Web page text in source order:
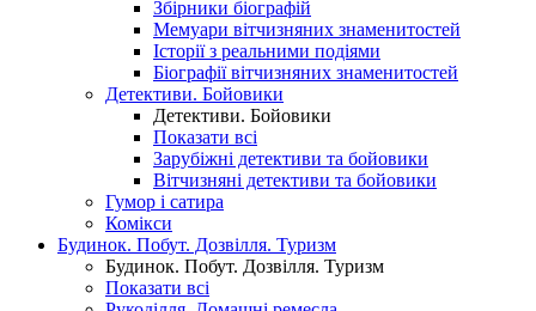
Збірники біографій
Мемуари вітчизняних знаменитостей
Історії з реальними подіями
Біографії вітчизняних знаменитостей
Детективи. Бойовики
Детективи. Бойовики
Показати всі
Зарубіжні детективи та бойовики
Вітчизняні детективи та бойовики
Гумор і сатира
Комікси
Будинок. Побут. Дозвілля. Туризм
Будинок. Побут. Дозвілля. Туризм
Показати всі